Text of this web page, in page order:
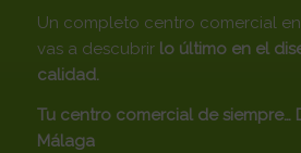
Un completo centro comercial
vas a descubrir lo último en el
calidad.
Tu centro comercial de siempre…
Málaga